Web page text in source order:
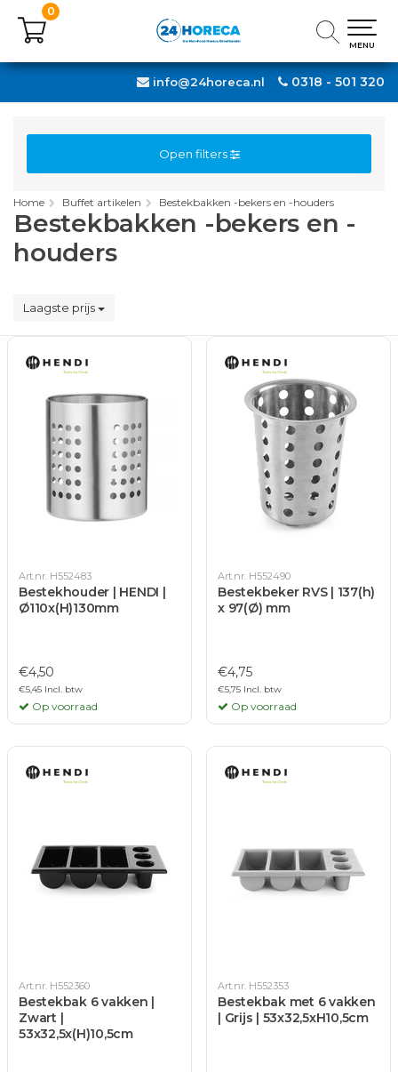
0318 - 501 320
info@24horeca.nl
0
MENU
0
MENU
Open filters
Home Buffet artikelen Bestekbakken -bekers en -houders
Bestekbakken -bekers en -
houders
Laagste prijs
Art.nr. H552483
Bestekhouder | HENDI |
Ø110x(H)130mm
€4,50
€5,45 Incl. btw
Op voorraad
Art.nr. H552490
Bestekbeker RVS | 137(h)
x 97(Ø) mm
€4,75
€5,75 Incl. btw
Op voorraad
Art.nr. H552360
Bestekbak 6 vakken |
Zwart |
53x32,5x(H)10,5cm
Art.nr. H552353
Bestekbak met 6 vakken
| Grijs | 53x32,5xH10,5cm